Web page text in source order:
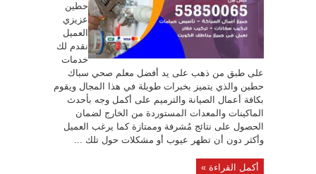
حطين
عزيزي
العميل
نقدم لك
خدمات
على طبق من ذهب على يد أفضل معلم صحي سباك
حطين والذي يتميز بخبرات طويلة في هذا المجال ويقوم
بكافة أعمال الصيانة والترميم على أكمل وجه بأحدث
الماكينات والمعدات المستوردة من الخارج لضمان
الحصول على نتائج مُشرفة وممتازة كما يرغب العميل
وأكثر دون أن تظهر عيوب أو مشكلات حول تلك ...
أكمل القراءة »